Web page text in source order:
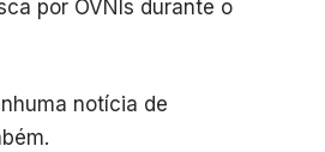
por OVNIs durante o
notícia de